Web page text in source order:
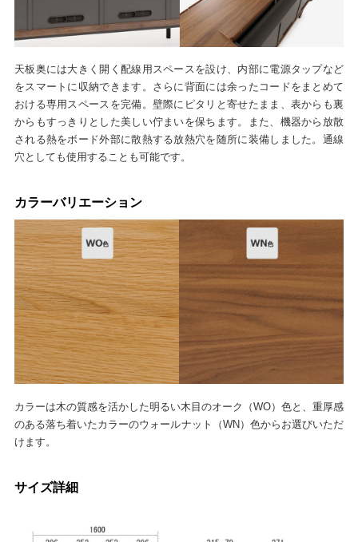
天板奥には大きく開く配線用スペースを設け、内部に電源タップなど
をスマートに収納できます。さらに背面には余ったコードをまとめて
おける専用スペースを完備。壁際にピタリと寄せたまま、表からも裏
からもすっきりとした美しい佇まいを保ちます。また、機器から放散
される熱をボード外部に散熱する放熱穴を随所に装備しました。通線
穴としても使用することも可能です。
カラーバリエーション
カラーは木の質感を活かした明るい木目のオーク（WO）色と、重厚感
のある落ち着いたカラーのウォールナット（WN）色からお選びいただ
けます。
サイズ詳細